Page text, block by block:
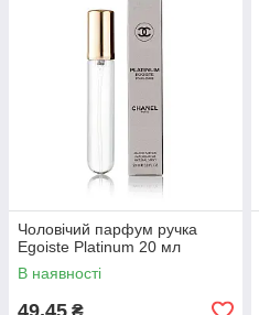
Чоловічий парфум ручка
Egoiste Platinum 20 мл
В наявності